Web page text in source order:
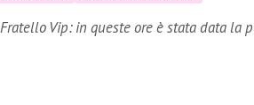
Vip: in queste ore è stata data